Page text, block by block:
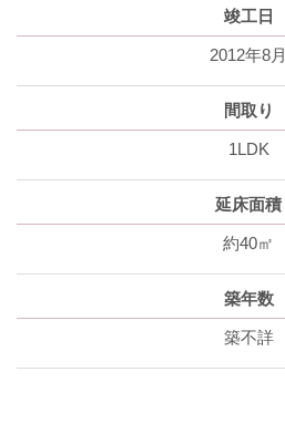
竣工日
2012年8月
間取り
1LDK
延床面積
約40㎡
築年数
築不詳